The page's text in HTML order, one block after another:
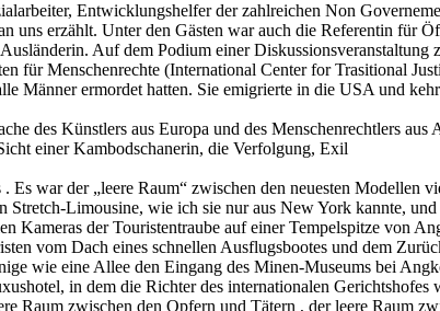
Entwicklungshelfer der zahlreichen Non
erzählt. Unter den Gästen war auch die Referentin für
Auf dem Podium einer
für Menschenrechte (International Center for Trasitional
Männer ermordet hatten. Sie emigrierte in die USA und
des Künstlers aus Europa und des Menschenrechtlers
einer Kambodschanerin, die Verfolgung, Exil
war der „leere Raum“ zwischen den neuesten Modellen
Limousine, wie ich sie nur aus New York kannte,
Kameras der Touristentraube auf einer Tempelspitze von
vom Dach eines schnellen Ausflugsbootes und dem
wie eine Allee den Eingang des Minen-Museums bei
in dem die Richter des internationalen Gerichtshofes
Raum zwischen den Opfern und Tätern , der leere Raum